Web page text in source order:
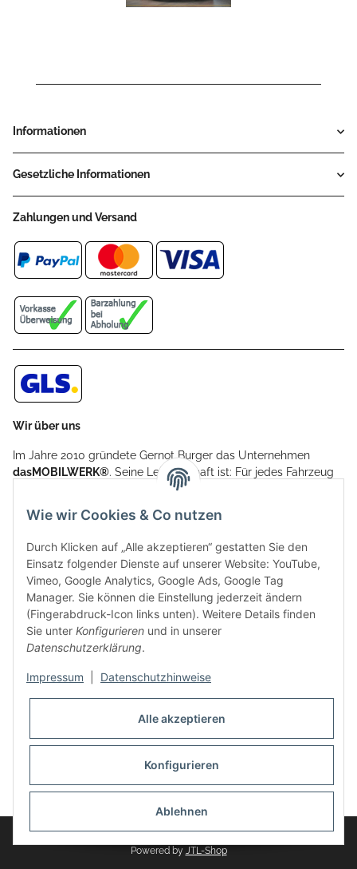
Informationen
Gesetzliche Informationen
Zahlungen und Versand
Wir über uns
Im Jahre 2010 gründete Gernot Burger das Unternehmen
dasMOBILWERK®. Seine Leidenschaft ist: Für jedes Fahrzeug
ein Car Cover anzubieten - passgenau und individuell.
weitere Produkte, wie Reifenschuhe, Hardtopständer hinzu.
sind mit hochwertigen Techniken und Materialien gefertigt.
dasMOBILWERK® ist seit der Gründung ein
Familienunternehmen, welches sich seit 2010 auf
Wachstumskurs befindet. Hier haben Sie zu den üblichen
Geschäftszeiten immer einen persönlichen Ansprechpartner,
sofern Sie Fragen rund um die Produkte von dasMOBILWERK
* Alle Preise inkl. gesetzlicher USt., zzgl.Versand
Powered by JTL-Shop
Wie wir Cookies & Co nutzen
Durch Klicken auf „Alle akzeptieren“ gestatten Sie den
Einsatz folgender Dienste auf unserer Website: YouTube,
Vimeo, Google Analytics, Google Ads, Google Tag
Manager. Sie können die Einstellung jederzeit ändern
(Fingerabdruck-Icon links unten). Weitere Details finden
Sie unter Konfigurieren und in unserer
Datenschutzerklärung.
Impressum Datenschutzhinweise
Alle akzeptieren
Konfigurieren
Ablehnen